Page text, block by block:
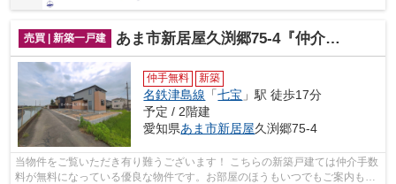
売買 | 新築一戸建 あま市新居屋久渕郷75-4『仲介料無料』新築戸建て
仲手無料 新築
名鉄津島線 「七宝 」駅 徒歩17分
予定 / 2階建
愛知県あま市新居屋久渕郷75-4
当物件をご覧いただき有り難うございます！ こちらの新築戸建ては仲介手数
料が無料になっている優良な物件です。お部屋のほうもいつでもご案内もさ